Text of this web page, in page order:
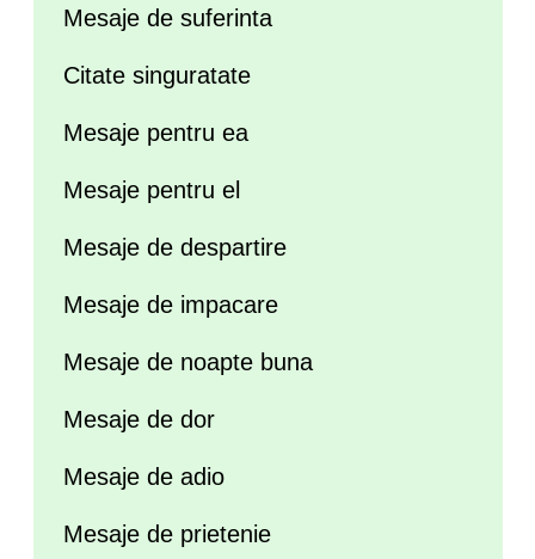
Mesaje de suferinta
Citate singuratate
Mesaje pentru ea
Mesaje pentru el
Mesaje de despartire
Mesaje de impacare
Mesaje de noapte buna
Mesaje de dor
Mesaje de adio
Mesaje de prietenie